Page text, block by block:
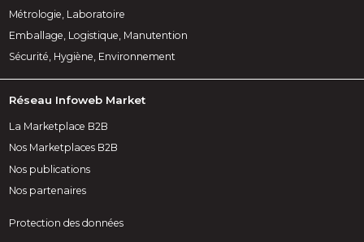
Métrologie, Laboratoire
Emballage, Logistique, Manutention
Sécurité, Hygiène, Environnement
Réseau Infoweb Market
La Marketplace B2B
Nos Marketplaces B2B
Nos publications
Nos partenaires
Protection des données